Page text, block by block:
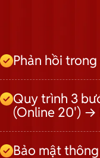
Phản hồi
Quy trình 3
(Online 20') →
Bảo mật